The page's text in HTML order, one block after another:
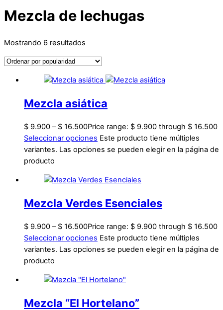
Mezcla de lechugas
Mostrando 6 resultados
Mezcla asiática
$ 9.900 – $ 16.500Price range: $ 9.900 through $ 16.500
Seleccionar opciones Este producto tiene múltiples
variantes. Las opciones se pueden elegir en la página de
producto
Mezcla Verdes Esenciales
$ 9.900 – $ 16.500Price range: $ 9.900 through $ 16.500
Seleccionar opciones Este producto tiene múltiples
variantes. Las opciones se pueden elegir en la página de
producto
Mezcla “El Hortelano”